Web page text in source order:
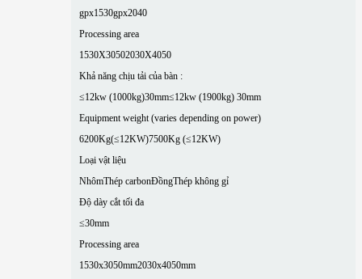
gpx1530gpx2040
Processing area
1530X30502030X4050
Khả năng chịu tải của bàn :
≤12kw (1000kg)30mm≤12kw (1900kg) 30mm
Equipment weight (varies depending on power)
6200Kg(≤12KW)7500Kg (≤12KW)
Loại vật liệu
NhômThép carbonĐồngThép không gỉ
Độ dày cắt tối đa
≤30mm
Processing area
1530x3050mm2030x4050mm